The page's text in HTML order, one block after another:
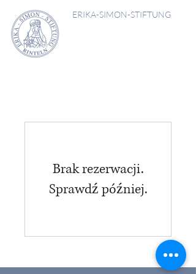
ERIKA-SIMON-STIFTUNG
Brak rezerwacji.
Sprawdź później.